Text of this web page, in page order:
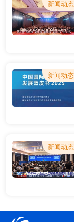
新闻动态
新闻动态
新闻动态